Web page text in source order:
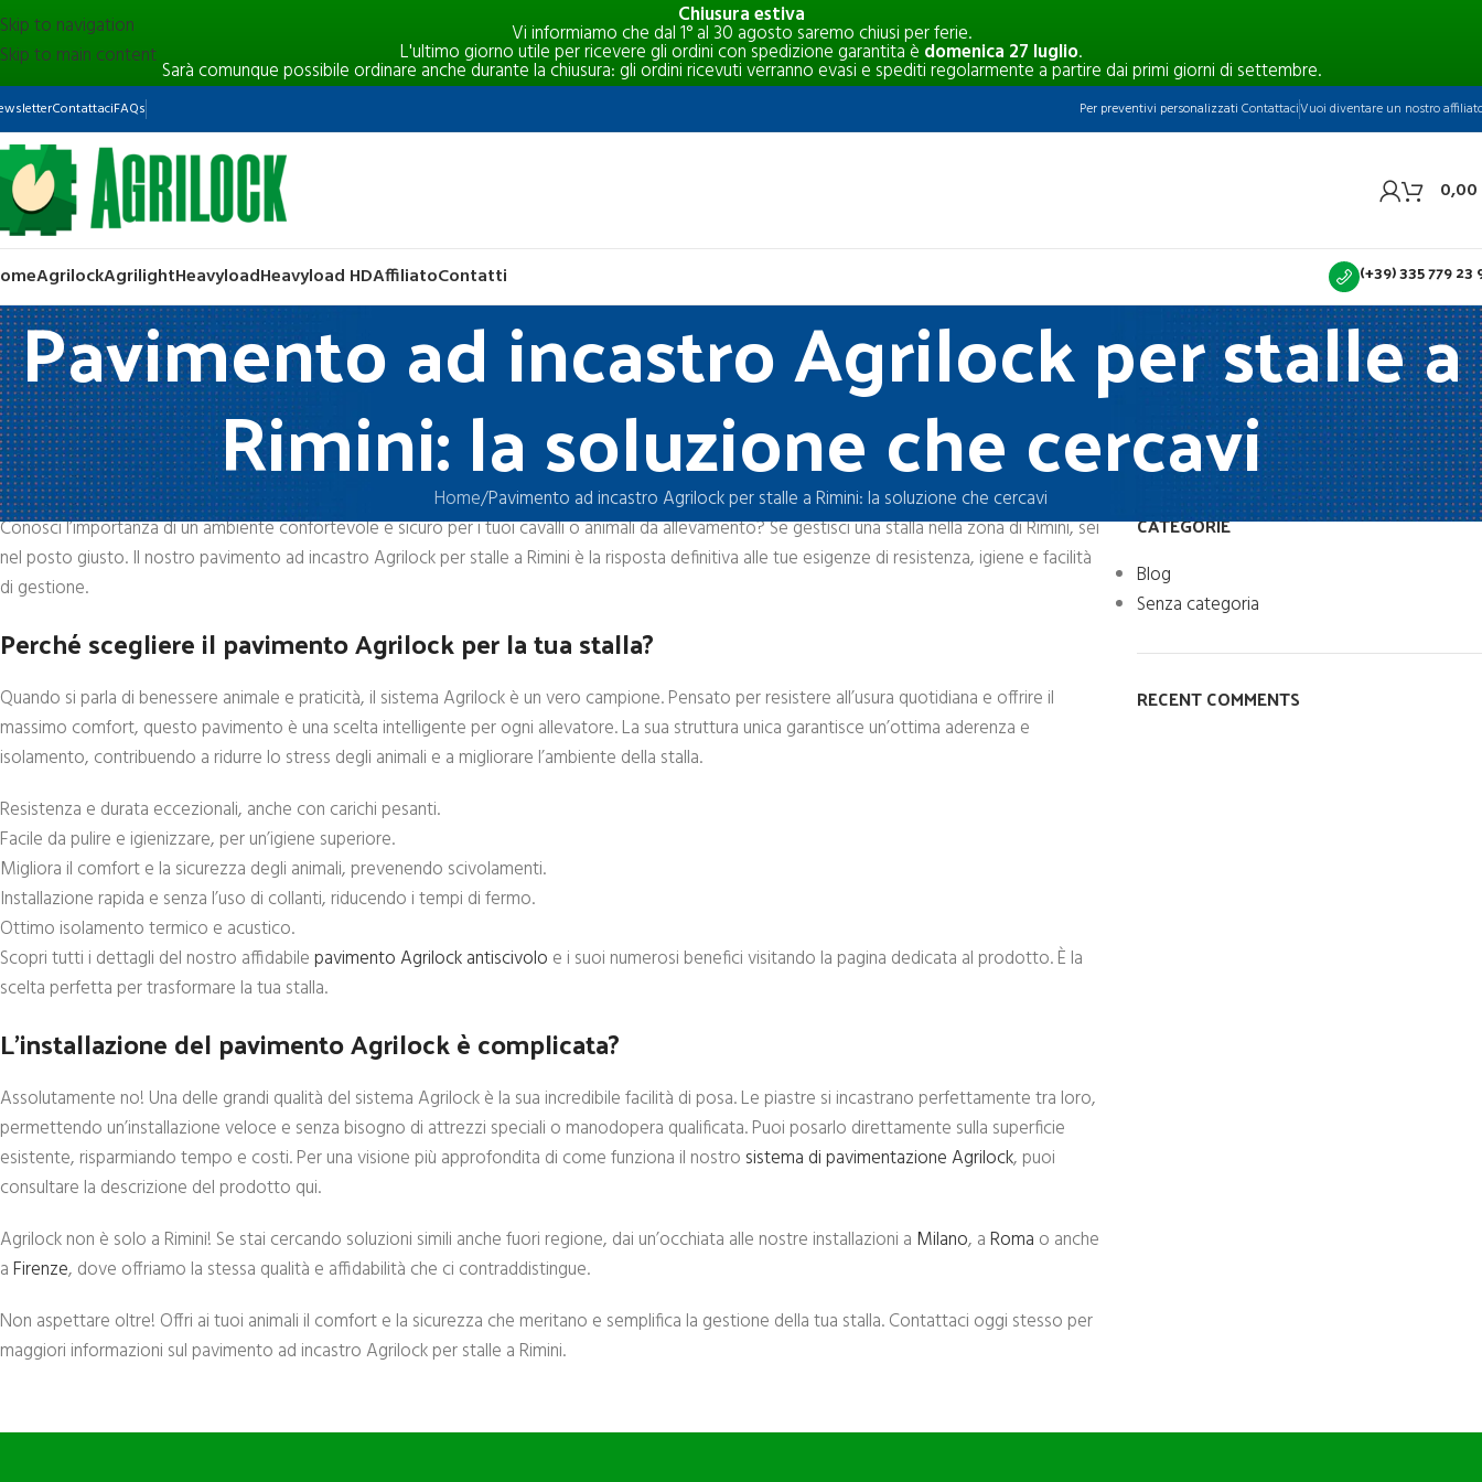
Chiusura estiva
Vi informiamo che dal 1° al 30 agosto saremo chiusi per ferie.
L'ultimo giorno utile per ricevere gli ordini con spedizione garantita è domenica 27 luglio.
Sarà comunque possibile ordinare anche durante la chiusura: gli ordini ricevuti verranno evasi e spediti regolarmente a partire dai primi giorni di settembre.
Skip to navigation
Skip to main content
ContattaciFAQs Per preventivi personalizzati ContattaciVuoi diventare un nostro
0,00
AgrilockAgrilightHeavyloadHeavyload HDAffiliatoContatti (+39) 335 779 23
Pavimento ad incastro Agrilock per stalle a
Rimini: la soluzione che cercavi
Home Pavimento ad incastro Agrilock per stalle a Rimini: la soluzione che cercavi
Conosci l’importanza di un ambiente confortevole e sicuro per i tuoi cavalli o animali da allevamento? Se gestisci una stalla nella zona di Rimini, sei
nel posto giusto. Il nostro pavimento ad incastro Agrilock per stalle a Rimini è la risposta definitiva alle tue esigenze di resistenza, igiene e facilità
di gestione.
Perché scegliere il pavimento Agrilock per la tua stalla?
Quando si parla di benessere animale e praticità, il sistema Agrilock è un vero campione. Pensato per resistere all’usura quotidiana e offrire il
massimo comfort, questo pavimento è una scelta intelligente per ogni allevatore. La sua struttura unica garantisce un’ottima aderenza e
isolamento, contribuendo a ridurre lo stress degli animali e a migliorare l’ambiente della stalla.
Resistenza e durata eccezionali, anche con carichi pesanti.
Facile da pulire e igienizzare, per un’igiene superiore.
Migliora il comfort e la sicurezza degli animali, prevenendo scivolamenti.
Installazione rapida e senza l’uso di collanti, riducendo i tempi di fermo.
Ottimo isolamento termico e acustico.
Scopri tutti i dettagli del nostro affidabilepavimento Agrilock antiscivolo e i suoi numerosi benefici visitando la pagina dedicata al prodotto. È la
scelta perfetta per trasformare la tua stalla.
L’installazione del pavimento Agrilock è complicata?
Assolutamente no! Una delle grandi qualità del sistema Agrilock è la sua incredibile facilità di posa. Le piastre si incastrano perfettamente tra loro,
permettendo un’installazione veloce e senza bisogno di attrezzi speciali o manodopera qualificata. Puoi posarlo direttamente sulla superficie
esistente, risparmiando tempo e costi. Per una visione più approfondita di come funziona il nostro sistema di pavimentazione Agrilock, puoi
consultare la descrizione del prodotto qui.
Agrilock non è solo a Rimini! Se stai cercando soluzioni simili anche fuori regione, dai un’occhiata alle nostre installazioni a Milano, aRoma o anche
aFirenze, dove offriamo la stessa qualità e affidabilità che ci contraddistingue.
Non aspettare oltre! Offri ai tuoi animali il comfort e la sicurezza che meritano e semplifica la gestione della tua stalla. Contattaci oggi stesso per
maggiori informazioni sul pavimento ad incastro Agrilock per stalle a Rimini.
CATEGORIE
Blog
Senza categoria
RECENT COMMENTS